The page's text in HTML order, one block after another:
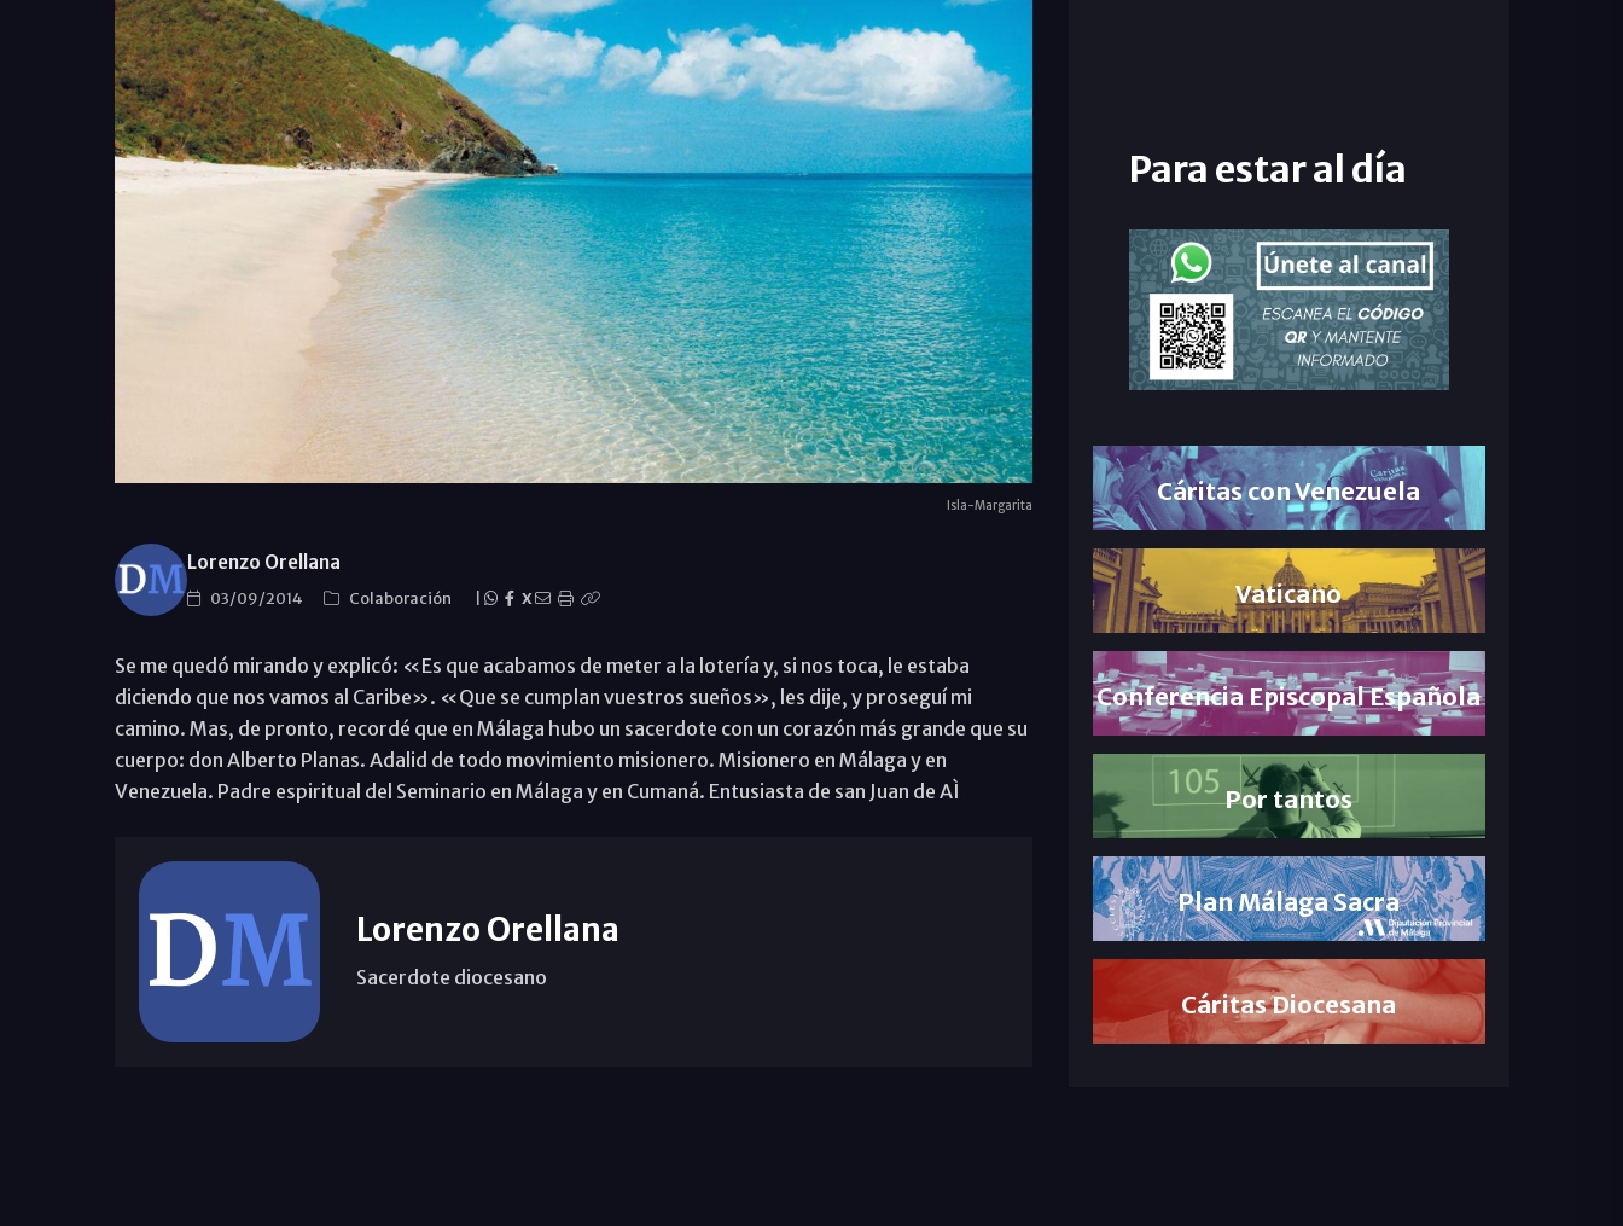
Isla-Margarita
Lorenzo Orellana
03/09/2014 Colaboración X
Se me quedó mirando y explicó: «Es que acabamos de meter a la lotería y, si nos toca, le estaba
diciendo que nos vamos al Caribe». «Que se cumplan vuestros sueños», les dije, y proseguí mi
camino. Mas, de pronto, recordé que en Málaga hubo un sacerdote con un corazón más grande que su
cuerpo: don Alberto Planas. Adalid de todo movimiento misionero. Misionero en Málaga y en
Venezuela. Padre espiritual del Seminario en Málaga y en Cumaná. Entusiasta de san Juan de AÌ
Lorenzo Orellana
Sacerdote diocesano
Para estar al día
Cáritas con Venezuela
Vaticano
Conferencia Episcopal Española
Por tantos
Plan Málaga Sacra
Cáritas Diocesana